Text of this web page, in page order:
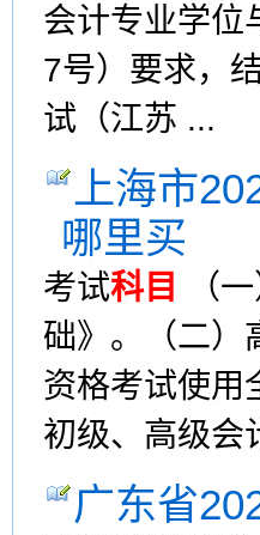
会计专业学位
7号）要求，
试（江苏 ...
上海市
哪里买
考试科目 （
础》。（二）
资格考试使用
初级、高级会
广东省